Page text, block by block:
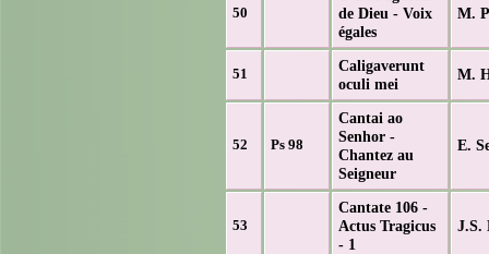
50
de Dieu - Voix
égales
M.
51
Caligaverunt
oculi mei
M.
52 Ps 98
Cantai ao
Senhor -
Chantez au
Seigneur
E.
53
Cantate 106 -
Actus Tragicus
- 1
J.S.